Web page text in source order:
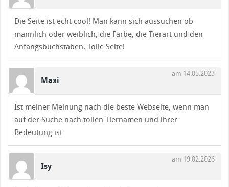
Die Seite ist echt cool! Man kann sich aussuchen ob
männlich oder weiblich, die Farbe, die Tierart und den
Anfangsbuchstaben. Tolle Seite!
Maxi
am 14.05.2023
Ist meiner Meinung nach die beste Webseite, wenn man
auf der Suche nach tollen Tiernamen und ihrer
Bedeutung ist
Isy
am 19.02.2026